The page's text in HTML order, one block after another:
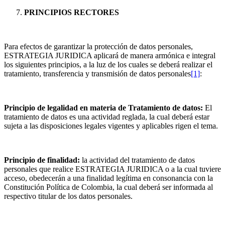
PRINCIPIOS RECTORES
Para efectos de garantizar la protección de datos personales,
ESTRATEGIA JURIDICA aplicará de manera armónica e integral
los siguientes principios, a la luz de los cuales se deberá realizar el
tratamiento, transferencia y transmisión de datos personales[1]:
Principio de legalidad en materia de Tratamiento de datos: El
tratamiento de datos es una actividad reglada, la cual deberá estar
sujeta a las disposiciones legales vigentes y aplicables rigen el tema.
Principio de finalidad: la actividad del tratamiento de datos
personales que realice ESTRATEGIA JURIDICA o a la cual tuviere
acceso, obedecerán a una finalidad legítima en consonancia con la
Constitución Política de Colombia, la cual deberá ser informada al
respectivo titular de los datos personales.